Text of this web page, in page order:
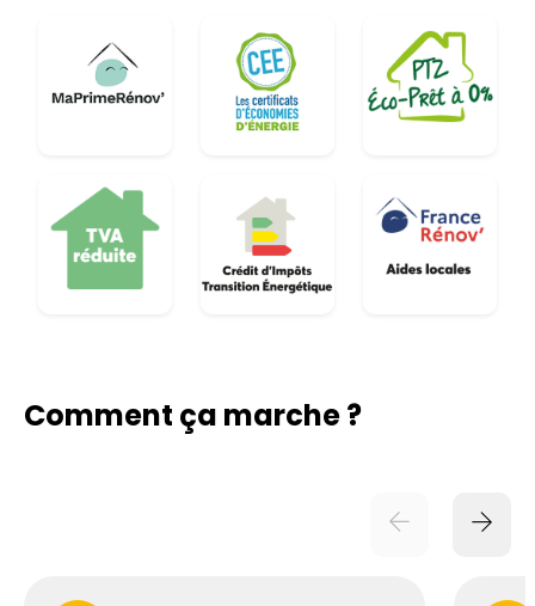
Comment ça marche ?